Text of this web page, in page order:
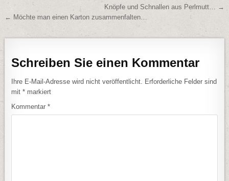
BeitragsnavigationKnöpfe und Schnallen aus Perlmutt… →
← Möchte man einen Karton zusammenfalten…
Schreiben Sie einen Kommentar
Ihre E-Mail-Adresse wird nicht veröffentlicht.
Erforderliche Felder sind
mit* markiert
Kommentar*